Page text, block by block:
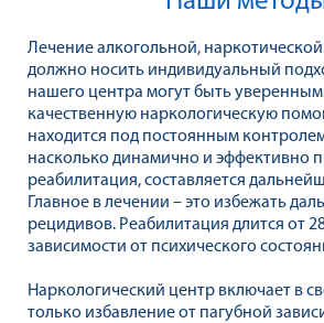
Лечение алкогольной,
должно носить индивидуальный
нашего центра могут быть
качественную наркологическую
находится под постоянным
насколько динамично и эффективно
реабилитация, составляется
Главное в лечении – это избежать
рецидивов. Реабилитация длится от
зависимости от психического
Наркологический центр включает в
только избавление от пагубной